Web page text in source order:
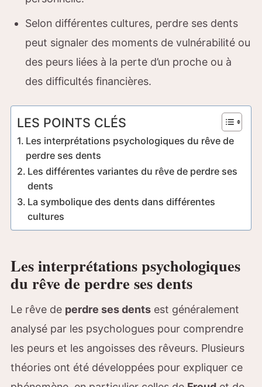
Selon différentes cultures, perdre ses dents
peut signaler des moments de vulnérabilité ou
des peurs liées à la perte d’un proche ou à
des difficultés financières.
LES POINTS CLÉS
Les interprétations psychologiques du rêve de
perdre ses dents
Les différentes variantes du rêve de perdre ses
dents
La symbolique des dents dans différentes
cultures
Les interprétations psychologiques
du rêve de perdre ses dents
Le rêve de perdre ses dents est généralement
analysé par les psychologues pour comprendre
les peurs et les angoisses des rêveurs. Plusieurs
théories ont été développées pour expliquer ce